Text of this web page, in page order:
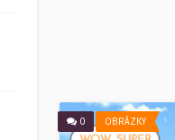
0 OBRÁZKY